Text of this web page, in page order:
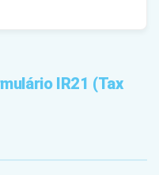
IR21 (Tax